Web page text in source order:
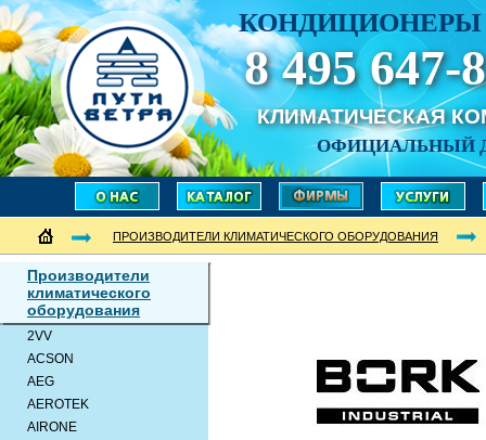
КОНДИЦИОНЕРЫ
8 495 647-
КЛИМАТИЧЕСКАЯ
ОФИЦИАЛЬНЫЙ
ПРОИЗВОДИТЕЛИ КЛИМАТИЧЕСКОГО ОБОРУДОВАНИЯ
Производители
климатического
оборудования
2VV
ACSON
AEG
AEROTEK
AIRONE